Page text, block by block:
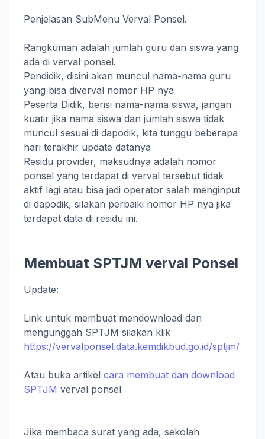
Penjelasan SubMenu Verval Ponsel.
Rangkuman adalah jumlah guru dan siswa yang
ada di verval ponsel.
Pendidik, disini akan muncul nama-nama guru
yang bisa diverval nomor HP nya
Peserta Didik, berisi nama-nama siswa, jangan
kuatir jika nama siswa dan jumlah siswa tidak
muncul sesuai di dapodik, kita tunggu beberapa
hari terakhir update datanya
Residu provider, maksudnya adalah nomor
ponsel yang terdapat di verval tersebut tidak
aktif lagi atau bisa jadi operator salah menginput
di dapodik, silakan perbaiki nomor HP nya jika
terdapat data di residu ini.
Membuat SPTJM verval Ponsel
Update:
Link untuk membuat mendownload dan
mengunggah SPTJM silakan klik
https://vervalponsel.data.kemdikbud.go.id/sptjm/
Atau buka artikel cara membuat dan download
SPTJM verval ponsel
Jika membaca surat yang ada, sekolah